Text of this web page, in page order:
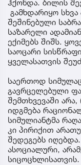
ჰქონდა. ბილის
გამხდარიყო
შეშინებული
საზარელი
ექიმებს შიშს.
საოცარი
ყველასათვის
საერთოდ
გავრცელებული
შემთხვევაში
იდგმება
სიმულიანტმა
კი პირიქით
შედეგებს
ასოციალური,
სიცოცხლისათვის.